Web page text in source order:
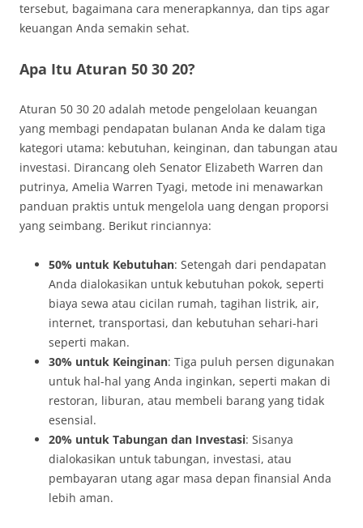
tersebut, bagaimana cara menerapkannya, dan tips agar
keuangan Anda semakin sehat.
Apa Itu Aturan 50 30 20?
Aturan 50 30 20 adalah metode pengelolaan keuangan
yang membagi pendapatan bulanan Anda ke dalam tiga
kategori utama: kebutuhan, keinginan, dan tabungan atau
investasi. Dirancang oleh Senator Elizabeth Warren dan
putrinya, Amelia Warren Tyagi, metode ini menawarkan
panduan praktis untuk mengelola uang dengan proporsi
yang seimbang. Berikut rinciannya:
50% untuk Kebutuhan: Setengah dari pendapatan
Anda dialokasikan untuk kebutuhan pokok, seperti
biaya sewa atau cicilan rumah, tagihan listrik, air,
internet, transportasi, dan kebutuhan sehari-hari
seperti makan.
30% untuk Keinginan: Tiga puluh persen digunakan
untuk hal-hal yang Anda inginkan, seperti makan di
restoran, liburan, atau membeli barang yang tidak
esensial.
20% untuk Tabungan dan Investasi: Sisanya
dialokasikan untuk tabungan, investasi, atau
pembayaran utang agar masa depan finansial Anda
lebih aman.